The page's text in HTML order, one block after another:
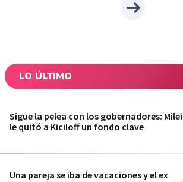
LO ÚLTIMO
Sigue la pelea con los gobernadores: Milei
le quitó a Kiciloff un fondo clave
Una pareja se iba de vacaciones y el ex